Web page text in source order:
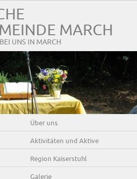
MARCH
UNS IN MARCH
Über uns
Aktivitäten und Aktive
Region Kaiserstuhl
Galerie